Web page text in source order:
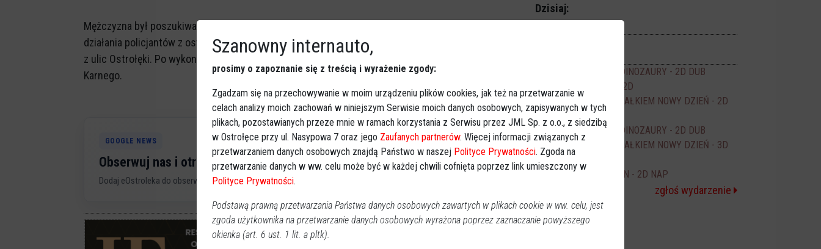
Mężczyzna był poszukiwany przez warszawski sąd do odbycia kary pozbawienia wolności. Sprawne
działania policjantów z ostrołęckiego wydziału kryminalnego pozwoliły za zatrzymanie go na jednej
z ulic Ostrołęki. Po wykonanych czynnościach poszukiwany został doprowadzony do Zakładu
Karnego.
GOOGLE NEWS
Obserwuj nas i otrzymuj nowe wiadomości
Dodaj eOstroleka do obserwowanych źródeł w Google News.
Obserwuj w Google News
Dzisiaj:
PSI PATROL I DINOZAURY - 2D DUB
ODZYSKANY - 2D
SPIDER-MAN CAŁKIEM NOWY DZIEŃ - 2D
DUB
18:00 PSI PATROL I DINOZAURY - 2D DUB
20:00 SPIDER-MAN CAŁKIEM NOWY DZIEŃ - 3D
NAP
ICE CREAM MAN - 2D NAP
zgłoś wydarzenie
Szanowny internauto,
prosimy o zapoznanie się z treścią i wyrażenie zgody:
Zgadzam się na przechowywanie w moim urządzeniu plików cookies, jak też na przetwarzanie w
celach analizy moich zachowań w niniejszym Serwisie moich danych osobowych, zapisywanych w tych
plikach, pozostawianych przeze mnie w ramach korzystania z Serwisu przez JML Sp. z o.o., z siedzibą
w Ostrołęce przy ul. Nasypowa 7 oraz jego Zaufanych partnerów. Więcej informacji związanych z
przetwarzaniem danych osobowych znajdą Państwo w naszej Polityce Prywatności. Zgoda na
przetwarzanie danych w ww. celu może być w każdej chwili cofnięta poprzez link umieszczony w
Polityce Prywatności.
Podstawą prawną przetwarzania Państwa danych osobowych zawartych w plikach cookie w ww. celu, jest
zgoda użytkownika na przetwarzanie danych osobowych wyrażona poprzez zaznaczanie powyższego
okienka (art. 6 ust. 1 lit. a pltk).